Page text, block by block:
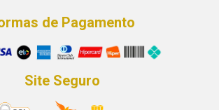
de Pagamento
Site Seguro